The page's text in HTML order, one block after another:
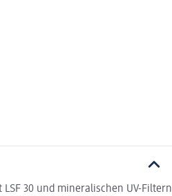
LSF 30 und mineralischen UV-Filtern